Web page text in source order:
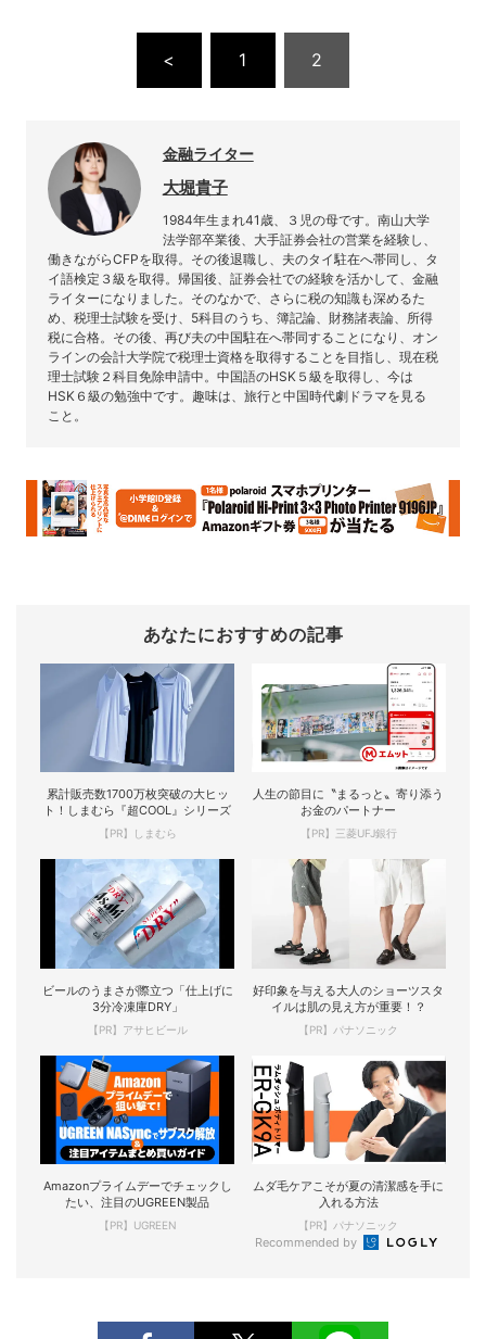
< 1 2
金融ライター
大堀貴子
1984年生まれ41歳、３児の母です。南山大学
法学部卒業後、大手証券会社の営業を経験し、
働きながらCFPを取得。その後退職し、夫のタイ駐在へ帯同し、タ
イ語検定３級を取得。帰国後、証券会社での経験を活かして、金融
ライターになりました。そのなかで、さらに税の知識も深めるた
め、税理士試験を受け、5科目のうち、簿記論、財務諸表論、所得
税に合格。その後、再び夫の中国駐在へ帯同することになり、オン
ラインの会計大学院で税理士資格を取得することを目指し、現在税
理士試験２科目免除申請中。中国語のHSK５級を取得し、今は
HSK６級の勉強中です。趣味は、旅行と中国時代劇ドラマを見る
こと。
あなたにおすすめの記事
累計販売数1700万枚突破の大ヒッ
ト！しまむら『超COOL』シリーズ
【PR】しまむら
人生の節目に〝まるっと〟寄り添う
お金のパートナー
【PR】三菱UFJ銀行
ビールのうまさが際立つ「仕上げに
3分冷凍庫DRY」
【PR】アサヒビール
好印象を与える大人のショーツスタ
イルは肌の見え方が重要！？
【PR】パナソニック
Amazonプライムデーでチェックし
たい、注目のUGREEN製品
【PR】UGREEN
ムダ毛ケアこそが夏の清潔感を手に
入れる方法
【PR】パナソニック
Recommended by